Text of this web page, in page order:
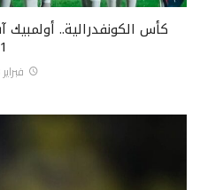
1)
فبراير 8, 2026